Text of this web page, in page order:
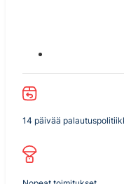
14 päivää